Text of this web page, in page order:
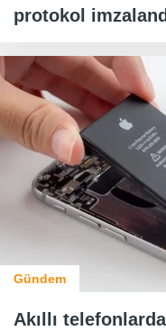
protokol
Gündem
Akıllı